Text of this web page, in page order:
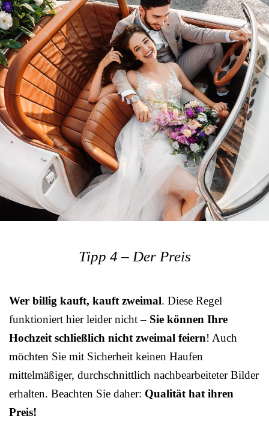
Tipp 4 – Der Preis
Wer billig kauft, kauft zweimal. Diese Regel
funktioniert hier leider nicht – Sie können Ihre
Hochzeit schließlich nicht zweimal feiern! Auch
möchten Sie mit Sicherheit keinen Haufen
mittelmäßiger, durchschnittlich nachbearbeiteter Bilder
erhalten. Beachten Sie daher: Qualität hat ihren
Preis!